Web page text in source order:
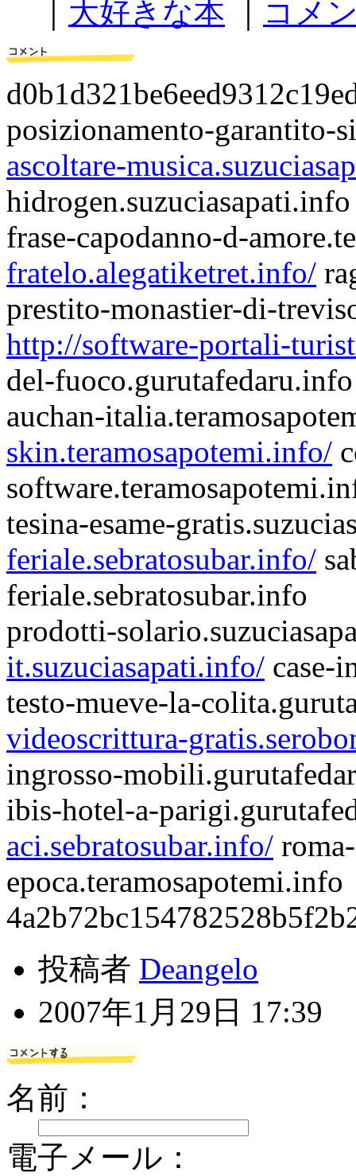
大好きな本 コメ
posizionamento-garantito-
ascoltare-
hidrogen.suzuciasapati.info
frase-capodanno-d-
fratelo.alegatiketret.info/
prestito-monastier-di-
http://software-portali-
del-fuoco.gurutafedaru.info
auchan-
skin.teramosapotemi.info/
tesina-esame-
feriale.sebratosubar.info/
feriale.sebratosubar.info
prodotti-
it.suzuciasapati.info/ case-
testo-mueve-la-
videoscrittura-
ingrosso-
ibis-hotel-a-
aci.sebratosubar.info/
epoca.teramosapotemi.info
投稿者 Deangelo
2007年1月29日 17:39
名前：
電子メール：